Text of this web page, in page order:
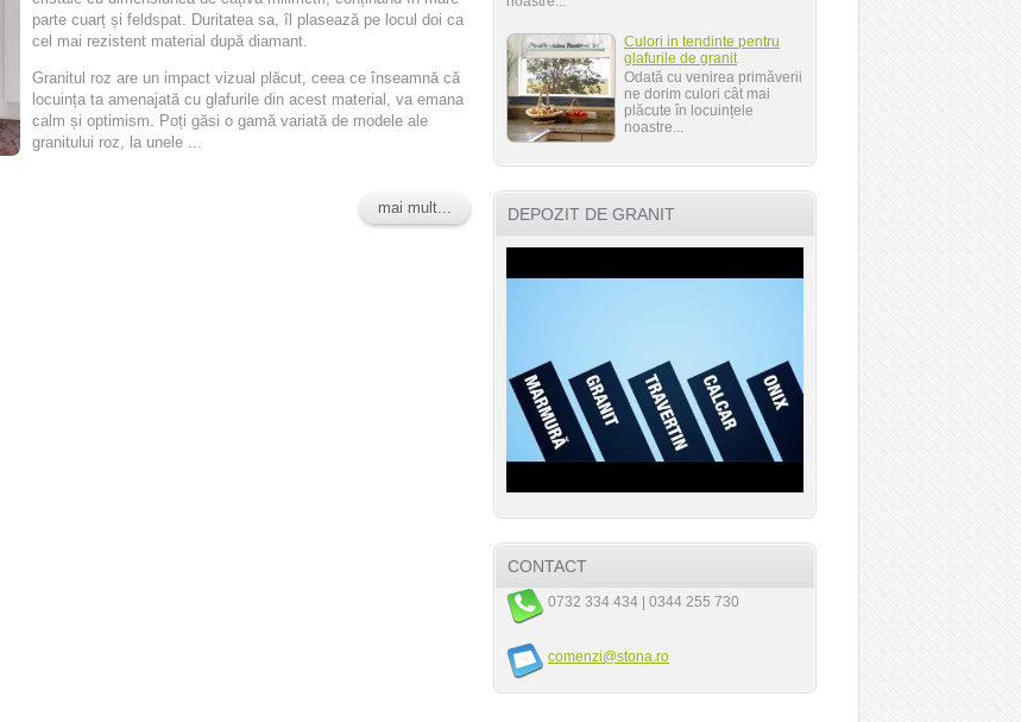
Culori in tendinte pentru
glafurile de granit
Odată cu venirea primăverii
ne dorim culori cât mai
plăcute în locuințele
noastre...
DEPOZIT DE GRANIT
CONTACT
0732 334 434 | 0344 255 730
comenzi@stona.ro
parte cuarț și feldspat. Duritatea sa, îl plasează pe locul doi ca
cel mai rezistent material după diamant.
Granitul roz are un impact vizual plăcut, ceea ce înseamnă că
locuința ta amenajată cu glafurile din acest material, va emana
calm și optimism. Poți găsi o gamă variată de modele ale
granitului roz, la unele ...
mai mult...